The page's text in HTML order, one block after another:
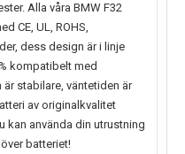
Alla våra BMW F32
CE, UL, ROHS,
dess design är i linje
kompatibelt med
stabilare, väntetiden är
av originalkvalitet
kan använda din utrustning
batteriet!